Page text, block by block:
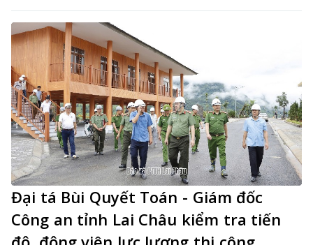
Đại tá Bùi Quyết Toán - Giám đốc
Công an tỉnh Lai Châu kiểm tra tiến